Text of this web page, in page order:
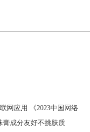
网应用 《2023中国网络
膏成分友好不挑肤质